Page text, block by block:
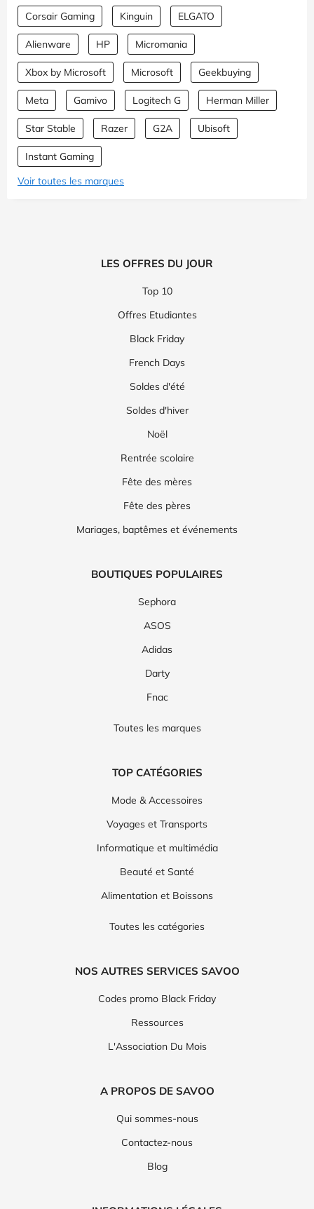
Corsair Gaming Kinguin ELGATO
Alienware HP Micromania
Xbox by Microsoft Microsoft Geekbuying
Meta Gamivo Logitech G Herman Miller
Star Stable Razer G2A Ubisoft
Instant Gaming
Voir toutes les marques
LES OFFRES DU JOUR
Top 10
Offres Etudiantes
Black Friday
French Days
Soldes d'été
Soldes d'hiver
Noël
Rentrée scolaire
Fête des mères
Fête des pères
Mariages, baptêmes et événements
BOUTIQUES POPULAIRES
Sephora
ASOS
Adidas
Darty
Fnac
Toutes les marques
TOP CATÉGORIES
Mode & Accessoires
Voyages et Transports
Informatique et multimédia
Beauté et Santé
Alimentation et Boissons
Toutes les catégories
NOS AUTRES SERVICES SAVOO
Codes promo Black Friday
Ressources
L'Association Du Mois
A PROPOS DE SAVOO
Qui sommes-nous
Contactez-nous
Blog